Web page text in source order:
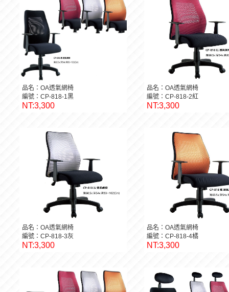
品名：OA透氣網椅
編號：CP-818-1黑
NT:3,300
品名：OA透氣網椅
編號：CP-818-2紅
NT:3,300
品名：OA透氣網椅
編號：CP-818-3灰
NT:3,300
品名：OA透氣網椅
編號：CP-818-4橘
NT:3,300